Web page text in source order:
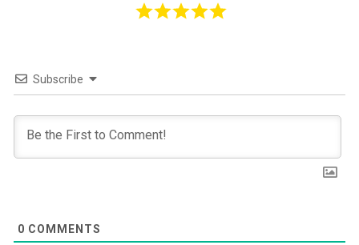
Subscribe
0 COMMENTS